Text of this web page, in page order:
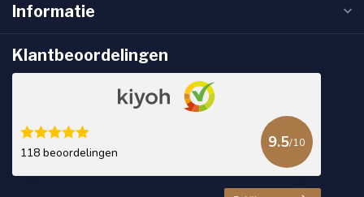
Informatie
Klantbeoordelingen
118 beoordelingen
9.5/10